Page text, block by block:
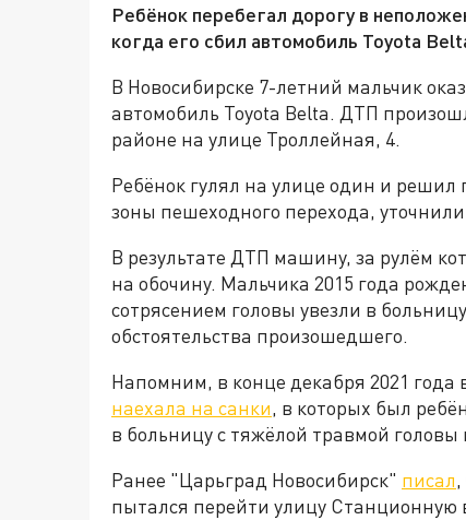
Ребёнок перебегал дорогу в
когда его сбил автомобиль Toyota
В Новосибирске 7-летний мальчик
автомобиль Toyota Belta. ДТП
районе на улице Троллейная, 4.
Ребёнок гулял на улице один и решил
зоны пешеходного перехода,
В результате ДТП машину, за рулём
на обочину. Мальчика 2015 года
сотрясением головы увезли в
обстоятельства произошедшего.
Напомним, в конце декабря 2021
наехала на санки, в которых был
в больницу с тяжёлой травмой
Ранее "Царьград Новосибирск" писал
пытался перейти улицу Станционную